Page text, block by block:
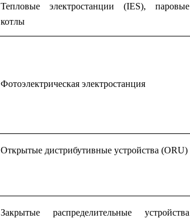
Тепловые электростанции (IES), паровые
котлы
Фотоэлектрическая электростанция
Открытые дистрибутивные устройства (ORU)
Закрытые распределительные устройства